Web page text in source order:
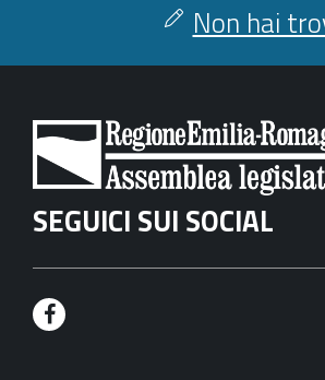
Non hai
SEGUICI SUI SOCIAL
F